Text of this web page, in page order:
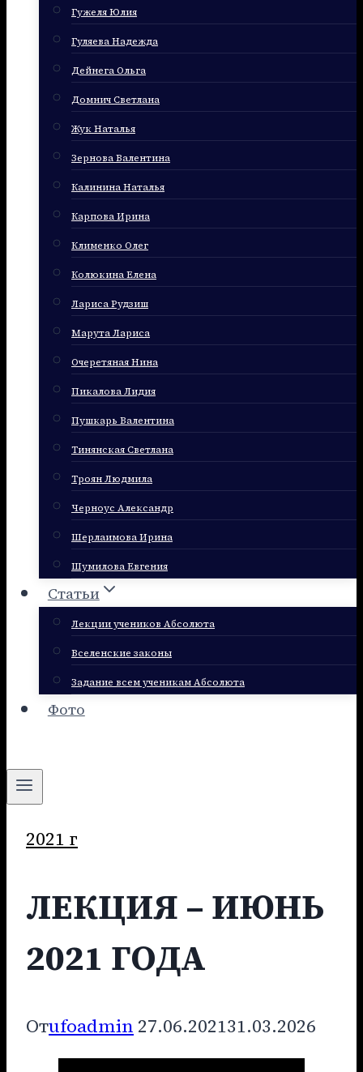
Гужеля Юлия
Гуляева Надежда
Дейнега Ольга
Домнич Светлана
Жук Наталья
Зернова Валентина
Калинина Наталья
Карпова Ирина
Клименко Олег
Колюкина Елена
Лариса Рудзиш
Марута Лариса
Очеретяная Нина
Пикалова Лидия
Пушкарь Валентина
Тинянская Светлана
Троян Людмила
Черноус Александр
Шерлаимова Ирина
Шумилова Евгения
Статьи
Лекции учеников Абсолюта
Вселенские законы
Задание всем ученикам Абсолюта
Фото
2021 г
ЛЕКЦИЯ – ИЮНЬ
2021 ГОДА
Отufoadmin 27.06.202131.03.2026